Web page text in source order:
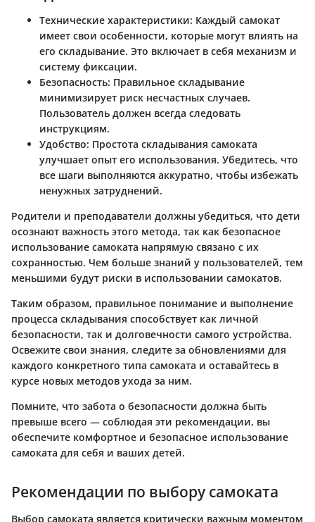
Технические характеристики: Каждый самокат
имеет свои особенности, которые могут влиять на
его складывание. Это включает в себя механизм и
систему фиксации.
Безопасность: Правильное складывание
минимизирует риск несчастных случаев.
Пользователь должен всегда следовать
инструкциям.
Удобство: Простота складывания самоката
улучшает опыт его использования. Убедитесь, что
все шаги выполняются аккуратно, чтобы избежать
ненужных затруднений.
Родители и преподаватели должны убедиться, что дети
осознают важность этого метода, так как безопасное
использование самоката напрямую связано с их
сохранностью. Чем больше знаний у пользователей, тем
меньшими будут риски в использовании самокатов.
Таким образом, правильное понимание и выполнение
процесса складывания способствует как личной
безопасности, так и долговечности самого устройства.
Освежите свои знания, следите за обновлениями для
каждого конкретного типа самоката и оставайтесь в
курсе новых методов ухода за ним.
Помните, что забота о безопасности должна быть
превыше всего — соблюдая эти рекомендации, вы
обеспечите комфортное и безопасное использование
самоката для себя и ваших детей.
Рекомендации по выбору самоката
Выбор самоката является критически важным моментом